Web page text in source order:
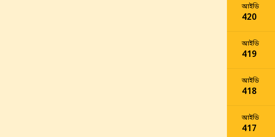
আইডি
420
আইডি
419
আইডি
418
আইডি
417